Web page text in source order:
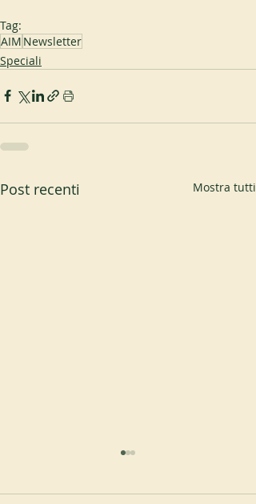
Tag:
AIM Newsletter
Speciali
Post recenti Mostra tutti